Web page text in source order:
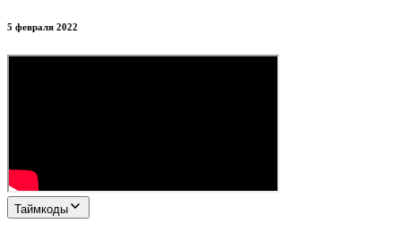
5 февраля 2022
Таймкоды